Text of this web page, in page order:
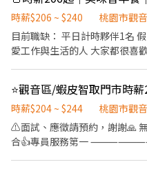
時薪$206 ~ $240
桃園市觀
目前職缺： 平日計時夥伴1名 假日計時夥伴
愛工作與生活的人 大家都很喜
渥 使用系統出單，簡單快速出餐！ 有冷氣～夏天不怕熱～ 『工作內
容』 ◎ 櫃檯點餐服務、送餐、
潔 ◎ 餐點材料準備及製作 ◎ 飲料調製&製
利』 👍🏻 提供健保、勞保、就業保險、職災保險、勞退 👍🏻 全勤獎金
時薪$204 ~ $244
桃園市觀
⚠️面試、應徵請預約，謝謝🙏
合👍專員服務第一